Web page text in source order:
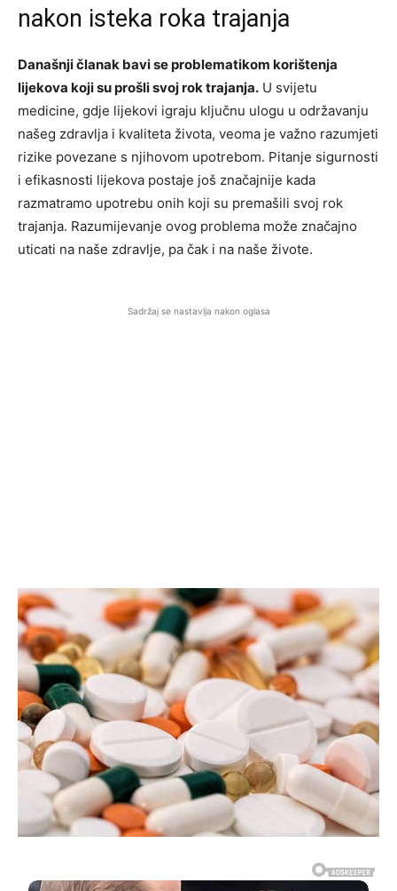
nakon isteka roka trajanja
Današnji članak bavi se problematikom korištenja
lijekova koji su prošli svoj rok trajanja. U svijetu
medicine, gdje lijekovi igraju ključnu ulogu u održavanju
našeg zdravlja i kvaliteta života, veoma je važno razumjeti
rizike povezane s njihovom upotrebom. Pitanje sigurnosti
i efikasnosti lijekova postaje još značajnije kada
razmatramo upotrebu onih koji su premašili svoj rok
trajanja. Razumijevanje ovog problema može značajno
uticati na naše zdravlje, pa čak i na naše živote.
Sadržaj se nastavlja nakon oglasa